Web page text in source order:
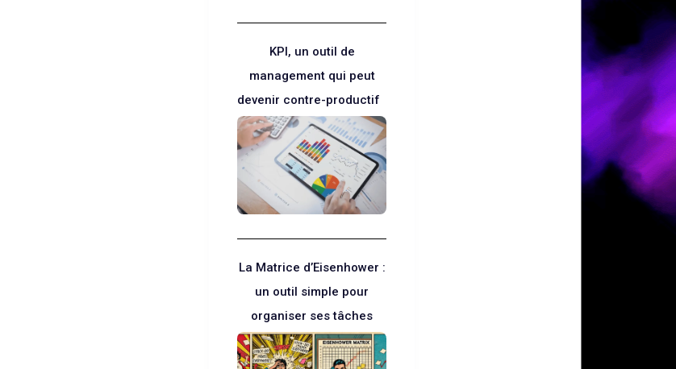
KPI, un outil de
management qui peut
devenir contre-productif
La Matrice d’Eisenhower :
un outil simple pour
organiser ses tâches